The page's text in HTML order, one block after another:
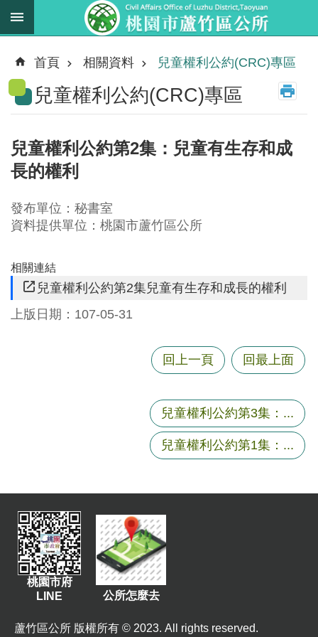
跳到主要內容區塊
新
消
息
務
職
掌
法
規
資
進
階
搜
息
公
告
民
首頁 相關資料 兒童權利公約(CRC)專區
兒童權利公約(CRC)專區
兒童權利公約第2集：兒童有生存和成
長的權利
發布單位：秘書室
資料提供單位：桃園市蘆竹區公所
相關連結
兒童權利公約第2集兒童有生存和成長的權利
上版日期：107-05-31
回上一頁 回最上面
兒童權利公約第3集：...
兒童權利公約第1集：...
桃園市府
LINE
公所怎麼去
蘆竹區公所 版權所有 © 2023. All rights reserved.